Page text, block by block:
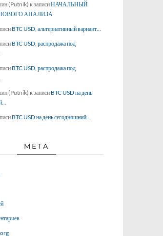
(Putnik)к записиНАЧАЛЬНЫЙ
АНАЛИЗА
BTC USD, альтернативный вариант…
BTC USD, распродажа под
BTC USD, распродажа под
(Putnik)к записи BTC USD на день
BTC USD на день сегодняшний…
МЕТА